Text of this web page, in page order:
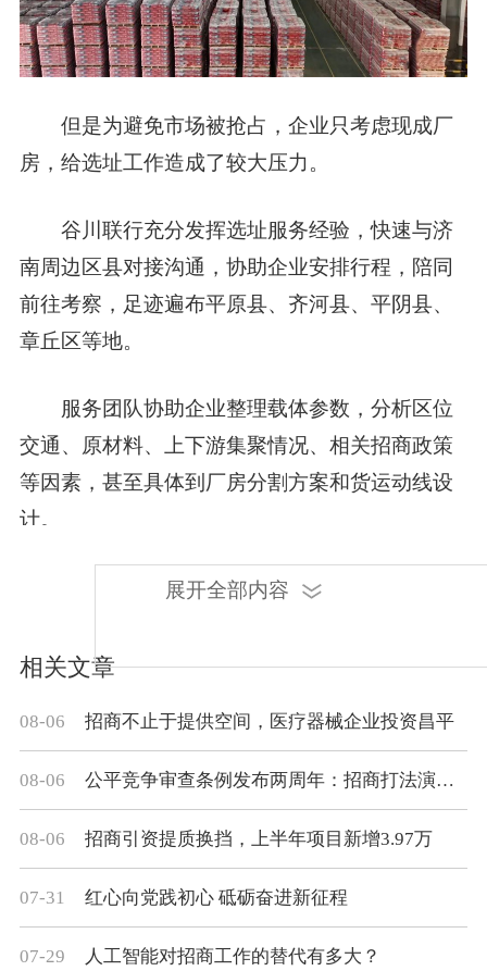
但是为避免市场被抢占，企业只考虑现成厂
房，给选址工作造成了较大压力。
谷川联行充分发挥选址服务经验，快速与济
南周边区县对接沟通， 协助企业安排行程，陪同
前往考察， 足迹遍布平原县、齐河县、平阴县、
章丘区等地。
服务团队协助企业整理载体参数，分析区位
交通、原材料、上下游集聚情况、相关招商政策
等因素， 甚至具体到厂房分割方案和货运动线设
计。
在谷川联行的协助下，西卡德高企业负责人
这么多园区、获取如此详细的信息、做出如此完
整的选址评估，几乎没有可能。
经过对多重信息的综合比较，齐河经济开发
区的一处闲置厂房脱颖而出。谷川联行持续跟
进，针对过程中的问题与障碍提供有效建议，迅
速推进项目落户。
展开全部内容
相关文章
08-06 招商不止于提供空间，医疗器械企业投资昌平
08-06 公平竞争审查条例发布两周年：招商打法演变的观察与思考
08-06 招商引资提质换挡，上半年项目新增3.97万
07-31 红心向党践初心 砥砺奋进新征程
07-29 人工智能对招商工作的替代有多大？